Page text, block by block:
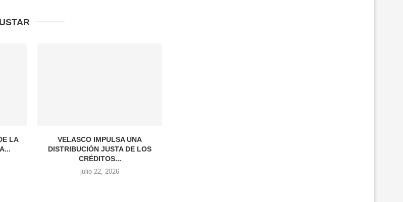
LA
VELASCO IMPULSA UNA
DISTRIBUCIÓN JUSTA DE LOS
CRÉDITOS...
julio 22, 2026